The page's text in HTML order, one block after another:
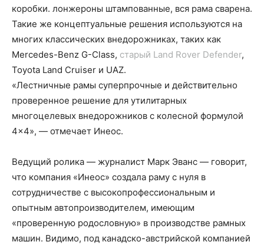
коробки. лонжероны штампованные, вся рама сварена.
Такие же концептуальные решения используются на
многих классических внедорожниках, таких как
Mercedes-Benz G-Class, старый Land Rover Defender,
Toyota Land Cruiser и UAZ.
«Лестничные рамы суперпрочные и действительно
проверенное решение для утилитарных
многоцелевых внедорожников с колесной формулой
4×4», — отмечает Инеос.
Ведущий ролика — журналист Марк Эванс — говорит,
что компания «Инеос» создала раму с нуля в
сотрудничестве с высокопрофессиональным и
опытным автопроизводителем, имеющим
«проверенную родословную» в производстве рамных
машин. Видимо, под канадско-австрийской компанией